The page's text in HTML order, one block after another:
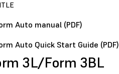
Auto manual (PDF)
Auto Quick Start Guide (PDF)
3L/Form 3BL